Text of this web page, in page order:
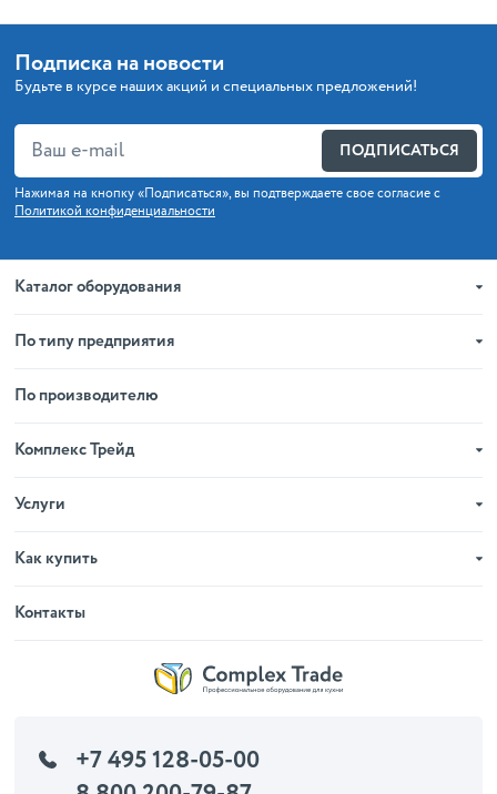
Подписка на новости
Будьте в курсе наших акций и специальных предложений!
ПОДПИСАТЬСЯ
Нажимая на кнопку «Подписаться», вы подтверждаете свое согласие с
Политикой конфиденциальности
Каталог оборудования
По типу предприятия
По производителю
Комплекс Трейд
Услуги
Как купить
Контакты
+7 495 128-05-00